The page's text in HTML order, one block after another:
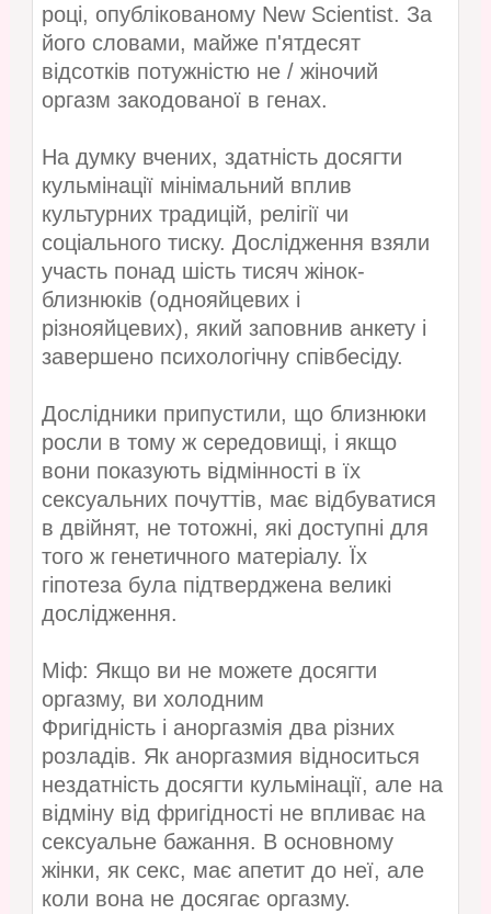
році, опублікованому New Scientist. За
його словами, майже п'ятдесят
відсотків потужністю не / жіночий
оргазм закодованої в генах.
На думку вчених, здатність досягти
кульмінації мінімальний вплив
культурних традицій, релігії чи
соціального тиску. Дослідження взяли
участь понад шість тисяч жінок-
близнюків (однояйцевих і
різнояйцевих), який заповнив анкету і
завершено психологічну співбесіду.
Дослідники припустили, що близнюки
росли в тому ж середовищі, і якщо
вони показують відмінності в їх
сексуальних почуттів, має відбуватися
в двійнят, не тотожні, які доступні для
того ж генетичного матеріалу. Їх
гіпотеза була підтверджена великі
дослідження.
Міф: Якщо ви не можете досягти
оргазму, ви холодним
Фригідність і аноргазмія два різних
розладів. Як аноргазмия відноситься
нездатність досягти кульмінації, але на
відміну від фригідності не впливає на
сексуальне бажання. В основному
жінки, як секс, має апетит до неї, але
коли вона не досягає оргазму.